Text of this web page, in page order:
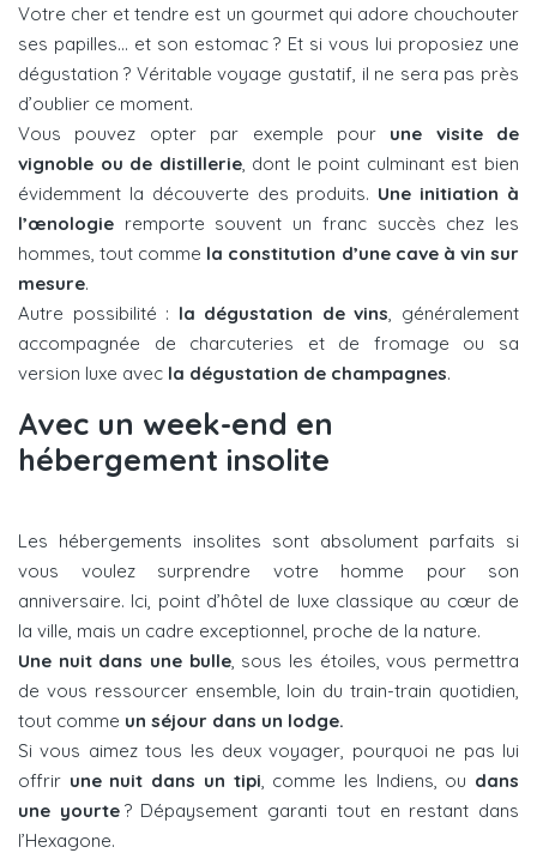
Votre cher et tendre est un gourmet qui adore chouchouter
ses papilles… et son estomac ? Et si vous lui proposiez une
dégustation ? Véritable voyage gustatif, il ne sera pas près
d’oublier ce moment.
Vous pouvez opter par exemple pour une visite de
vignoble ou de distillerie, dont le point culminant est bien
évidemment la découverte des produits. Une initiation à
l’œnologie remporte souvent un franc succès chez les
hommes, tout comme la constitution d’une cave à vin sur
mesure.
Autre possibilité : la dégustation de vins , généralement
accompagnée de charcuteries et de fromage ou sa
version luxe avec la dégustation de champagnes.
Avec un week-end en
hébergement insolite
Les hébergements insolites sont absolument parfaits si
vous voulez surprendre votre homme pour son
anniversaire. Ici, point d’hôtel de luxe classique au cœur de
la ville, mais un cadre exceptionnel, proche de la nature.
Une nuit dans une bulle, sous les étoiles, vous permettra
de vous ressourcer ensemble, loin du train-train quotidien,
tout comme un séjour dans un lodge.
Si vous aimez tous les deux voyager, pourquoi ne pas lui
offrir une nuit dans un tipi , comme les Indiens, ou dans
une yourte? Dépaysement garanti tout en restant dans
l’Hexagone.